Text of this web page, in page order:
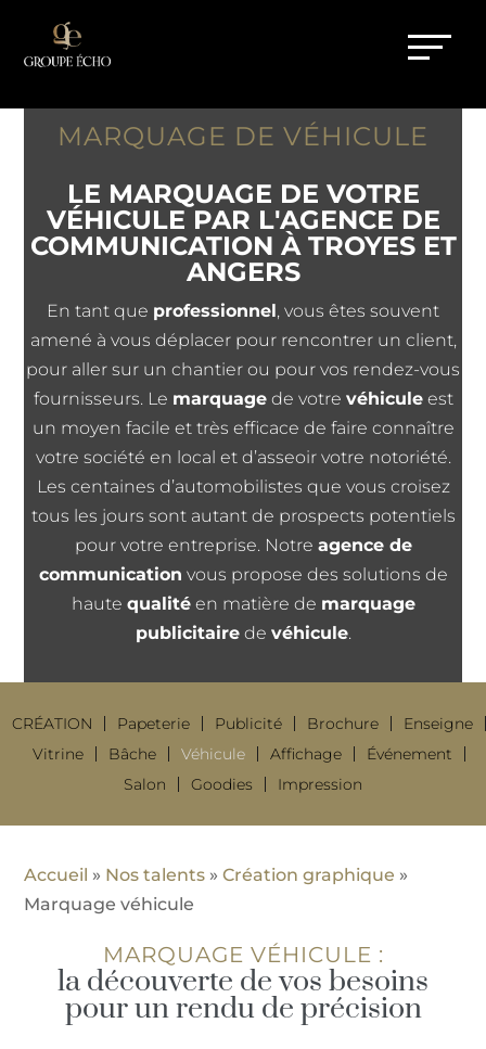
MARQUAGE DE VÉHICULE
LE MARQUAGE DE VOTRE
VÉHICULE PAR L'AGENCE DE
COMMUNICATION À TROYES ET
ANGERS
En tant que professionnel, vous êtes souvent
amené à vous déplacer pour rencontrer un client,
pour aller sur un chantier ou pour vos rendez-vous
fournisseurs. Le marquagede votre véhiculeest
un moyen facile et très efficace de faire connaître
votre société en local et d’asseoir votre notoriété.
Les centaines d’automobilistes que vous croisez
tous les jours sont autant de prospects potentiels
pour votre entreprise. Notre agence de
communication vous propose des solutions de
haute qualitéen matière de marquage
publicitairede véhicule.
CRÉATION Papeterie Publicité Brochure
Enseigne
Vitrine
Bâche Véhicule Affichage
Événement
Salon
Goodies Impression
Accueil » Nos talents »Création graphique »
Marquage véhicule
MARQUAGE VÉHICULE :
la découverte de vos besoins
pour un rendu de précision